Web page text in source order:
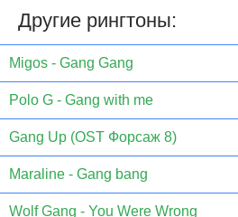
Другие рингтоны:
Migos - Gang Gang
Polo G - Gang with me
Gang Up (OST Форсаж 8)
Maraline - Gang bang
Wolf Gang - You Were Wrong